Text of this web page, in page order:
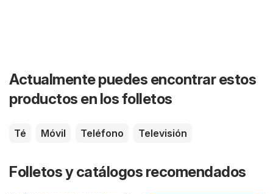
Actualmente puedes encontrar estos
productos en los folletos
Té Móvil Teléfono Televisión
Folletos y catálogos recomendados